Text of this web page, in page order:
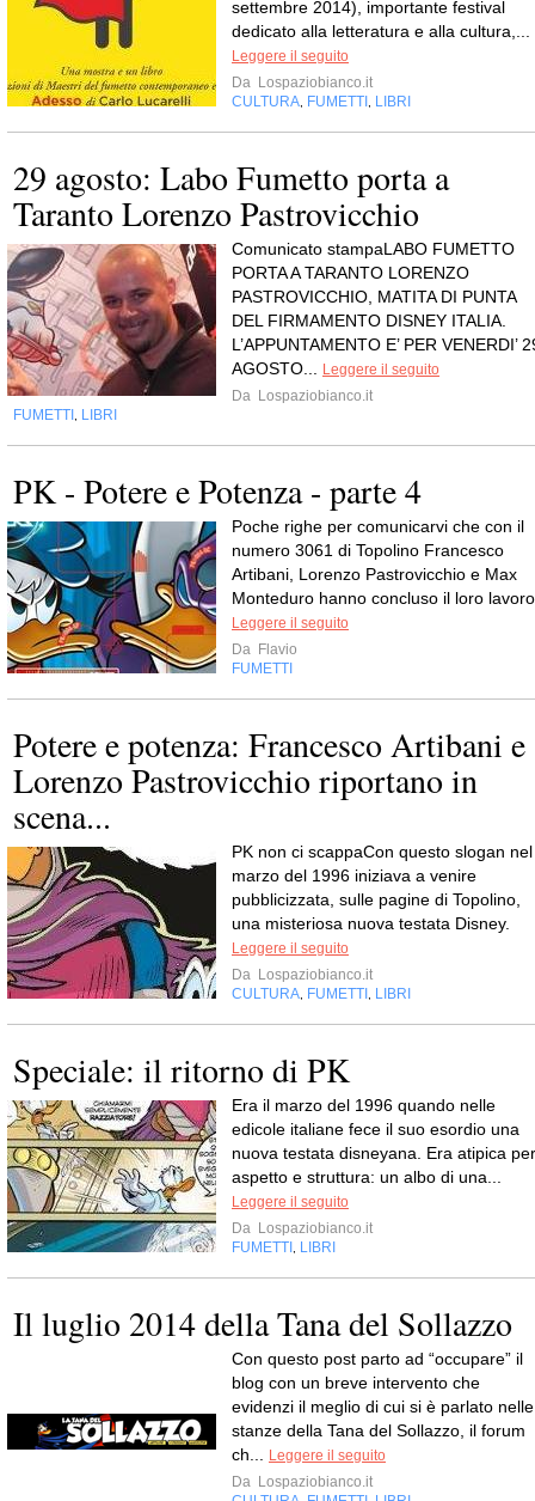
settembre 2014), importante festival
dedicato alla letteratura e alla cultura,...
Leggere il seguito
Da Lospaziobianco.it
CULTURA, FUMETTI , LIBRI
29 agosto: Labo Fumetto porta a
Taranto Lorenzo Pastrovicchio
Comunicato stampaLABO FUMETTO
PORTA A TARANTO LORENZO
PASTROVICCHIO, MATITA DI PUNTA
DEL FIRMAMENTO DISNEY ITALIA.
L’APPUNTAMENTO E’ PER VENERDI’
AGOSTO... Leggere il seguito
Da Lospaziobianco.it
FUMETTI , LIBRI
PK - Potere e Potenza - parte 4
Poche righe per comunicarvi che con il
numero 3061 di Topolino Francesco
Artibani, Lorenzo Pastrovicchio e Max
Monteduro hanno concluso il loro
Leggere il seguito
Da Flavio
FUMETTI
Potere e potenza: Francesco Artibani e
Lorenzo Pastrovicchio riportano in
scena...
PK non ci scappaCon questo slogan nel
marzo del 1996 iniziava a venire
pubblicizzata, sulle pagine di Topolino,
una misteriosa nuova testata Disney.
Leggere il seguito
Da Lospaziobianco.it
CULTURA, FUMETTI , LIBRI
Speciale: il ritorno di PK
Era il marzo del 1996 quando nelle
edicole italiane fece il suo esordio una
nuova testata disneyana. Era atipica per
aspetto e struttura: un albo di una...
Leggere il seguito
Da Lospaziobianco.it
FUMETTI , LIBRI
Il luglio 2014 della Tana del Sollazzo
Con questo post parto ad “occupare” il
blog con un breve intervento che
evidenzi il meglio di cui si è parlato nelle
stanze della Tana del Sollazzo, il forum
ch... Leggere il seguito
Da Lospaziobianco.it